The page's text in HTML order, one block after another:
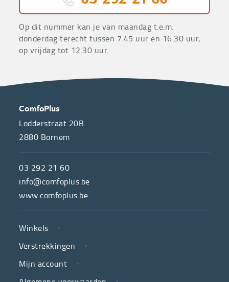
Op dit nummer kan je van maandag t.e.m.
donderdag terecht tussen 7.45 uur en 16.30 uur,
op vrijdag tot 12.30 uur.
OVER
ONS
de
hulpmiddelenwinkel
van
neutrale
ziekenfondsen,
is
CONTACT
ComfoPlus
Lodderstraat 20B
2880 Bornem
03 292 21 60
info@comfoplus.be
www.comfoplus.be
LINKS
Winkels
Verstrekkingen
Mijn account